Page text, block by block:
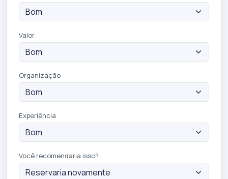
Valor
Organização
Experiência
Você recomendaria isso?